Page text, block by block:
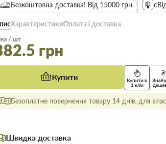
Безкоштовна доставка! Від 15000 грн
ХарактеристикиОплата і доставка
/ шт
грн
Купити
Купити в
1 клік
Безоплатне повернення товару 14 днів, для
Швидка доставка